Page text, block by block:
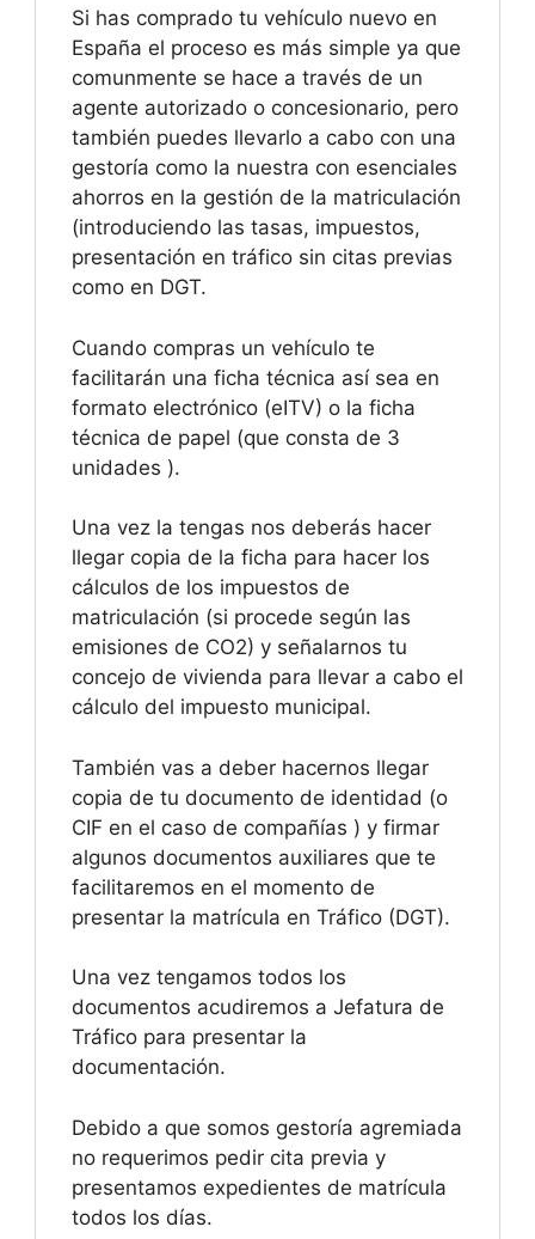
Si has comprado tu vehículo nuevo en
España el proceso es más simple ya que
comunmente se hace a través de un
agente autorizado o concesionario, pero
también puedes llevarlo a cabo con una
gestoría como la nuestra con esenciales
ahorros en la gestión de la matriculación
(introduciendo las tasas, impuestos,
presentación en tráfico sin citas previas
como en DGT.
Cuando compras un vehículo te
facilitarán una ficha técnica así sea en
formato electrónico (eITV) o la ficha
técnica de papel (que consta de 3
unidades ).
Una vez la tengas nos deberás hacer
llegar copia de la ficha para hacer los
cálculos de los impuestos de
matriculación (si procede según las
emisiones de CO2) y señalarnos tu
concejo de vivienda para llevar a cabo el
cálculo del impuesto municipal.
También vas a deber hacernos llegar
copia de tu documento de identidad (o
CIF en el caso de compañías ) y firmar
algunos documentos auxiliares que te
facilitaremos en el momento de
presentar la matrícula en Tráfico (DGT).
Una vez tengamos todos los
documentos acudiremos a Jefatura de
Tráfico para presentar la
documentación.
Debido a que somos gestoría agremiada
no requerimos pedir cita previa y
presentamos expedientes de matrícula
todos los días.